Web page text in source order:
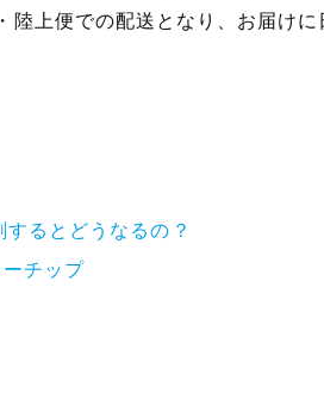
陸上便での配送となり、お届け
るとどうなるの？
チップ